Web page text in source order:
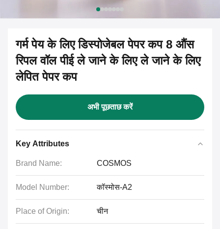
गर्म पेय के लिए डिस्पोजेबल पेपर कप 8 औंस
रिपल वॉल पीई ले जाने के लिए ले जाने के लिए
लेपित पेपर कप
अभी पूछताछ करें
Key Attributes
Brand Name: COSMOS
Model Number: कॉस्मोस-A2
Place of Origin: चीन